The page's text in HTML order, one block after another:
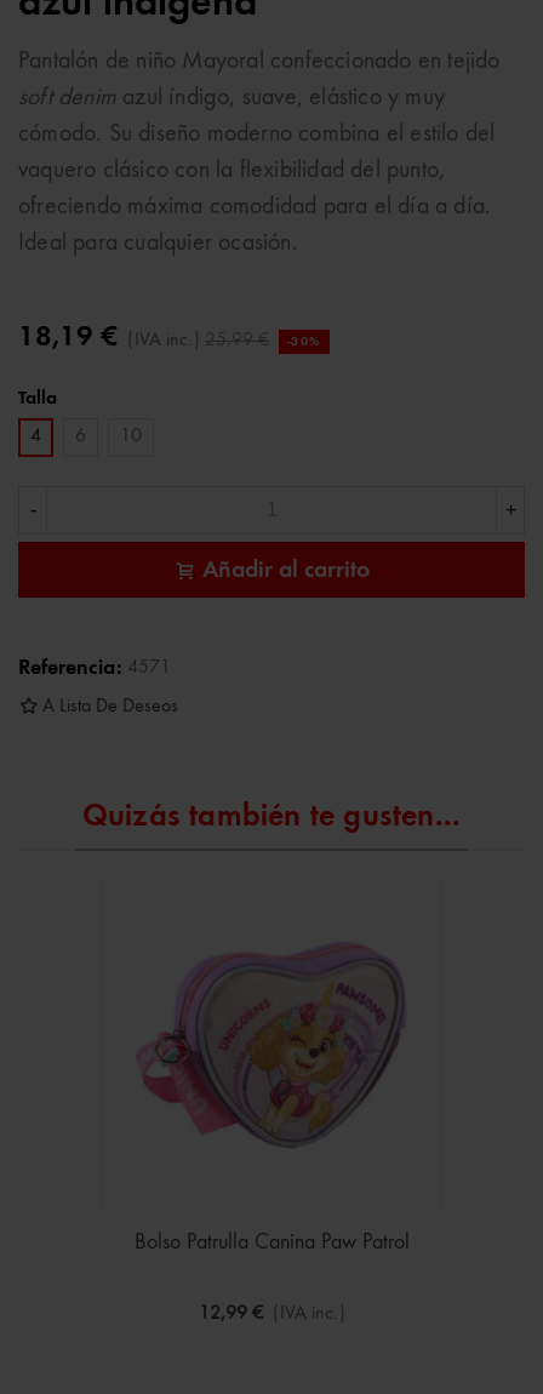
Pantalón de niño Mayoral confeccionado en tejido
soft denim azul índigo, suave, elástico y muy
cómodo. Su diseño moderno combina el estilo del
vaquero clásico con la flexibilidad del punto,
ofreciendo máxima comodidad para el día a día.
Ideal para cualquier ocasión.
18,19 € (IVA inc.) 25,99 € -30%
Talla
4
6 10
- +
Añadir al carrito
Referencia: 4571
A Lista De Deseos
Quizás también te gusten...
Bolso Patrulla Canina Paw Patrol
12,99 € (IVA inc.)